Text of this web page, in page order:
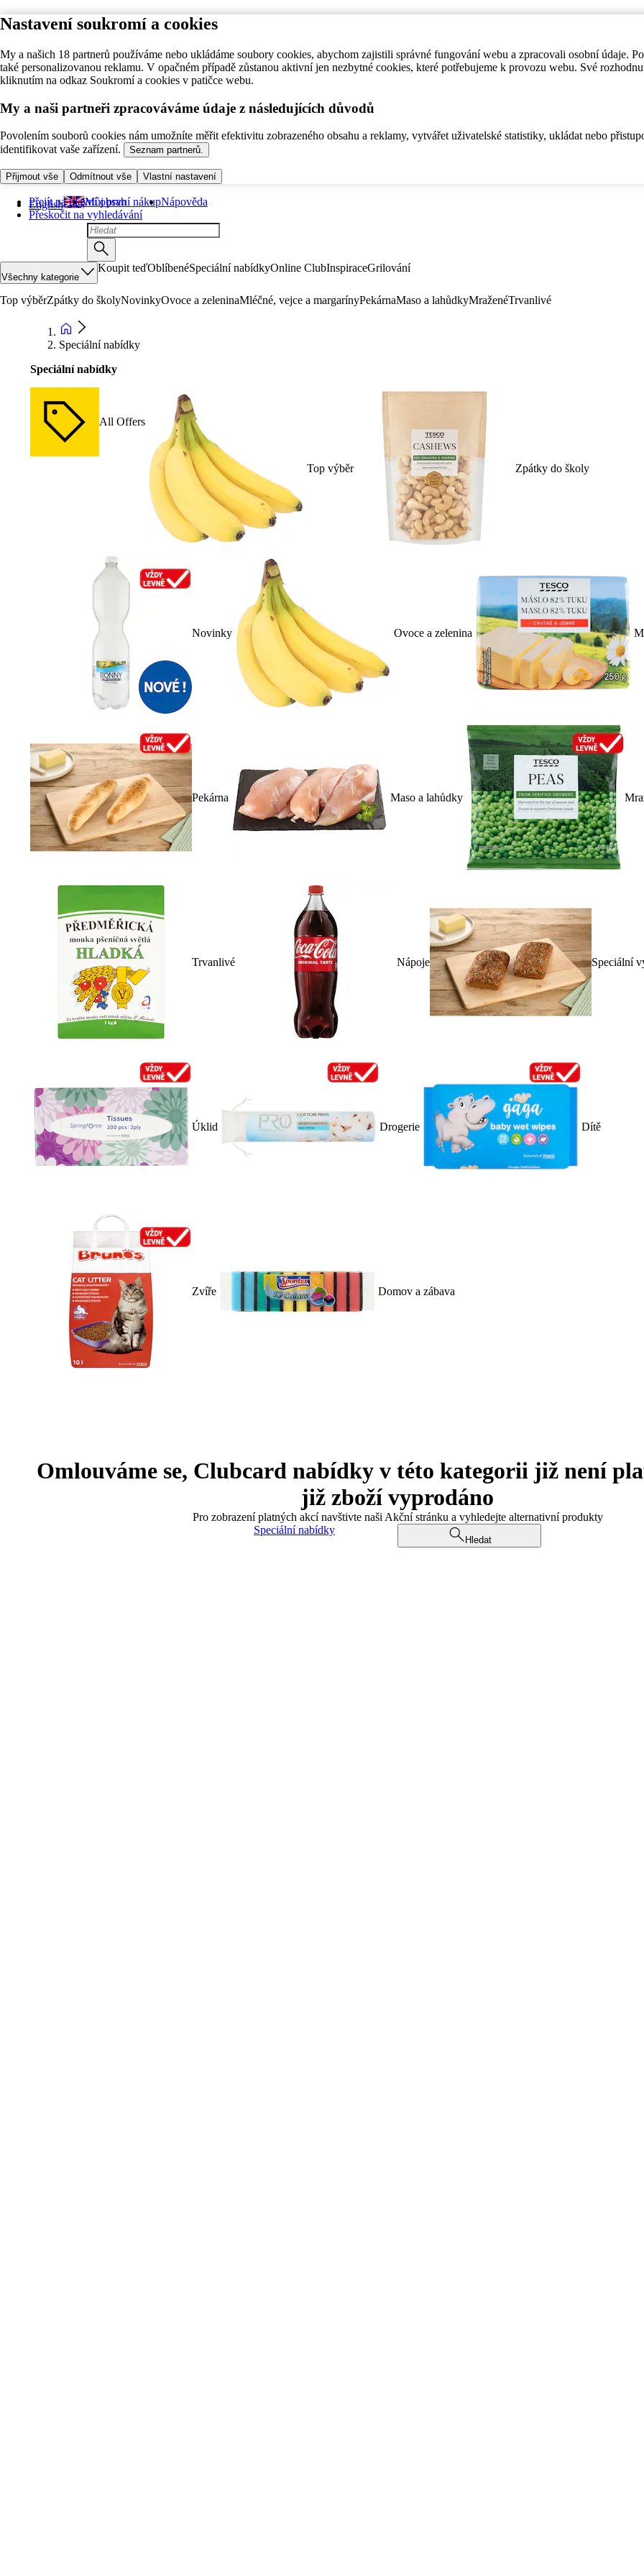
Nastavení soukromí a cookies
My a našich 18 partnerů používáme nebo ukládáme soubory cookies, abychom zajistili správné fungování webu a zpracovali osobní údaje.
také personalizovanou reklamu. V opačném případě zůstanou aktivní jen nezbytné cookies, které potřebujeme k provozu webu. Své
kliknutím na odkaz Soukromí a cookies v patičce webu.
My a naši partneři zpracováváme údaje z následujících důvodů
Povolením souborů cookies nám umožníte měřit efektivitu zobrazeného obsahu a reklamy, vytvářet uživatelské statistiky, ukládat nebo
identifikovat vaše zařízení.
Seznam partnerů.
Přijmout vše Odmítnout vše Vlastní nastavení
Přejít na hlavní obsah
Přeskočit na vyhledávání
English Můj první nákupNápověda
Všechny kategorie
Koupit teďOblíbenéSpeciální nabídkyOnline ClubInspiraceGrilování
Top výběrZpátky do školyNovinkyOvoce a zeleninaMléčné, vejce a margarínyPekárnaMaso a lahůdkyMraženéTrvanlivé
Speciální nabídky
Speciální nabídky
All Offers
Top výběr Zpátky do školy
Novinky Ovoce a zelenina
Pekárna Maso a lahůdky
Trvanlivé Nápoje Speciální
Úklid Drogerie Dítě
Zvíře Domov a zábava
Omlouváme se, Clubcard nabídky v této kategorii již není
již zboží vyprodáno
Pro zobrazení platných akcí navštivte naši Akční stránku a vyhledejte alternativní produkty
Speciální nabídky
Hledat